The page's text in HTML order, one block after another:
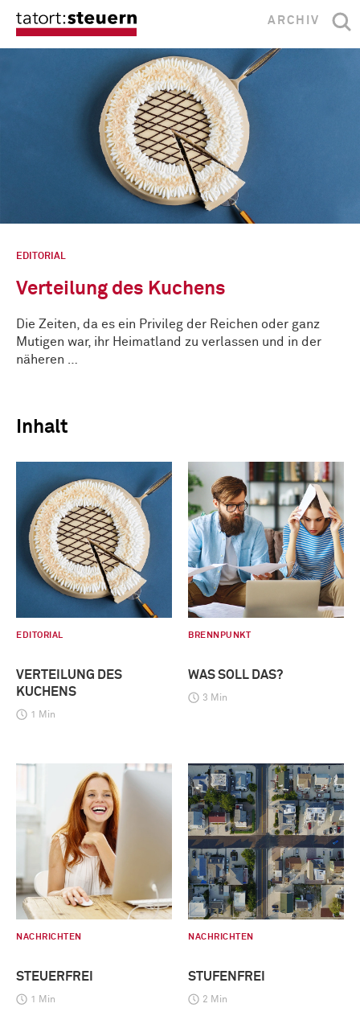
ARCHIV
EDITORIAL
Verteilung des Kuchens
Die Zeiten, da es ein Privileg der Reichen oder ganz
Mutigen war, ihr Heimatland zu verlassen und in der
näheren …
Inhalt
EDITORIAL
VERTEILUNG DES
KUCHENS
1 Min
BRENNPUNKT
WAS SOLL DAS?
3 Min
NACHRICHTEN
STEUERFREI
1 Min
NACHRICHTEN
STUFENFREI
2 Min